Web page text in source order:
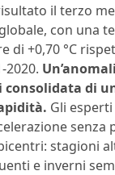
il terzo
con una
di +0,70 °C
2020.
di
Gli
senza
stagioni
e inverni